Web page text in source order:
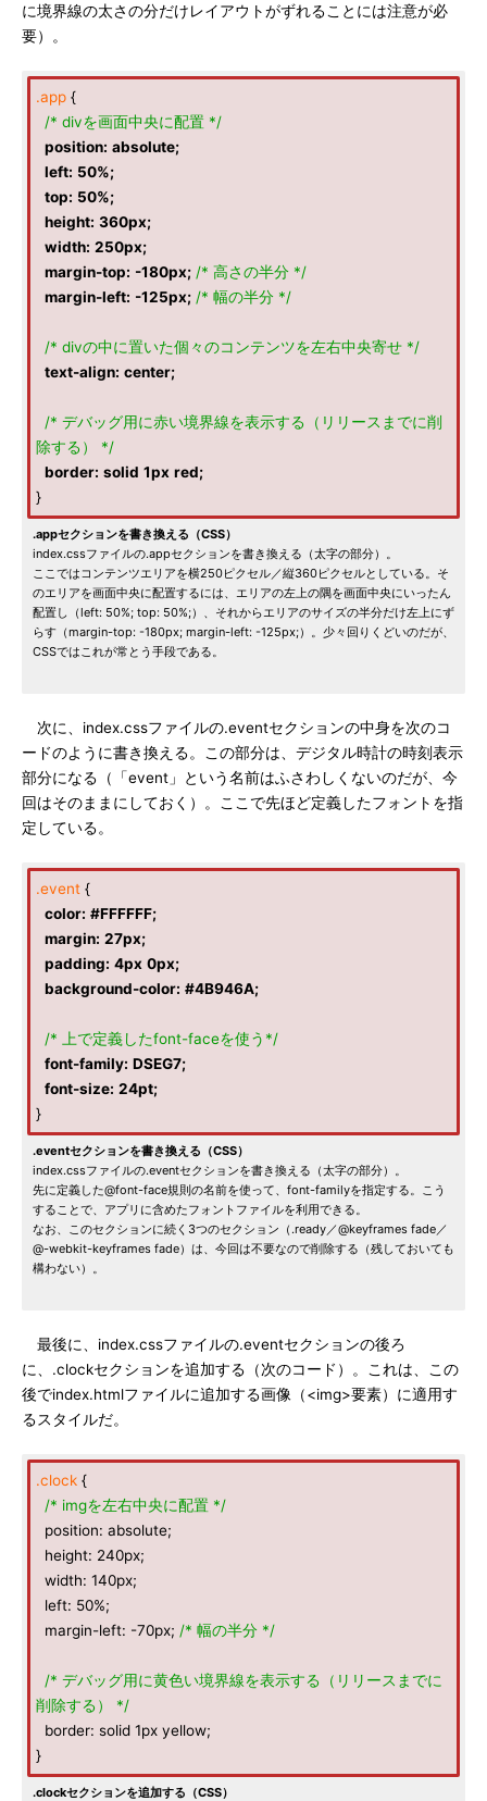
に境界線の太さの分だけレイアウトがずれることには注意が必
要）。
.app {
/* divを画面中央に配置 */
position: absolute;
left: 50%;
top: 50%;
height: 360px;
width: 250px;
margin-top: -180px; /* 高さの半分 */
margin-left: -125px; /* 幅の半分 */
/* divの中に置いた個々のコンテンツを左右中央寄せ */
text-align: center;
/* デバッグ用に赤い境界線を表示する（リリースまでに削
除する） */
border: solid 1px red;
}
.appセクションを書き換える（CSS）
index.cssファイルの.appセクションを書き換える（太字の部分）。
ここではコンテンツエリアを横250ピクセル／縦360ピクセルとしている。そ
のエリアを画面中央に配置するには、エリアの左上の隅を画面中央にいったん
配置し（left: 50%; top: 50%;）、それからエリアのサイズの半分だけ左上にず
らす（margin-top: -180px; margin-left: -125px;）。少々回りくどいのだが、
CSSではこれが常とう手段である。
次に、index.cssファイルの.eventセクションの中身を次のコ
ードのように書き換える。この部分は、デジタル時計の時刻表示
部分になる（「event」という名前はふさわしくないのだが、今
回はそのままにしておく）。ここで先ほど定義したフォントを指
定している。
.event {
color: #FFFFFF;
margin: 27px;
padding: 4px 0px;
background-color: #4B946A;
/* 上で定義したfont-faceを使う*/
font-family: DSEG7;
font-size: 24pt;
}
.eventセクションを書き換える（CSS）
index.cssファイルの.eventセクションを書き換える（太字の部分）。
先に定義した@font-face規則の名前を使って、font-familyを指定する。こう
することで、アプリに含めたフォントファイルを利用できる。
なお、このセクションに続く3つのセクション（.ready／@keyframes fade／
@-webkit-keyframes fade）は、今回は不要なので削除する（残しておいても
構わない）。
最後に、index.cssファイルの.eventセクションの後ろ
に、.clockセクションを追加する（次のコード）。これは、この
後でindex.htmlファイルに追加する画像（<img>要素）に適用す
るスタイルだ。
.clock {
/* imgを左右中央に配置 */
position: absolute;
height: 240px;
width: 140px;
left: 50%;
margin-left: -70px; /* 幅の半分 */
/* デバッグ用に黄色い境界線を表示する（リリースまでに
削除する） */
border: solid 1px yellow;
}
.clockセクションを追加する（CSS）